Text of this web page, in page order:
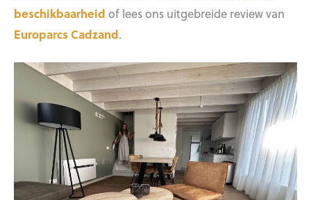
beschikbaarheid of lees ons uitgebreide review van
Europarcs Cadzand.